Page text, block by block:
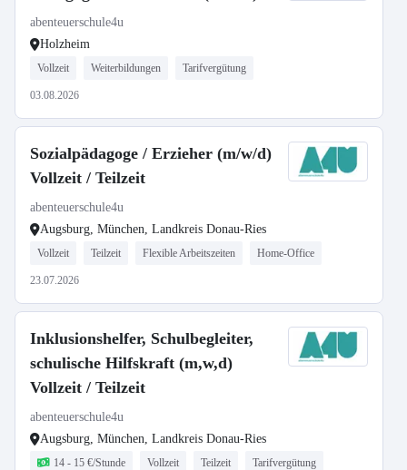
abenteuerschule4u
Holzheim
Vollzeit Weiterbildungen Tarifvergütung
03.08.2026
Sozialpädagoge / Erzieher (m/w/d)
Vollzeit / Teilzeit
abenteuerschule4u
Augsburg, München, Landkreis Donau-Ries
Vollzeit Teilzeit Flexible Arbeitszeiten Home-Office
23.07.2026
Inklusionshelfer, Schulbegleiter,
schulische Hilfskraft (m,w,d)
Vollzeit / Teilzeit
abenteuerschule4u
Augsburg, München, Landkreis Donau-Ries
14 - 15 €/Stunde Vollzeit Teilzeit Tarifvergütung